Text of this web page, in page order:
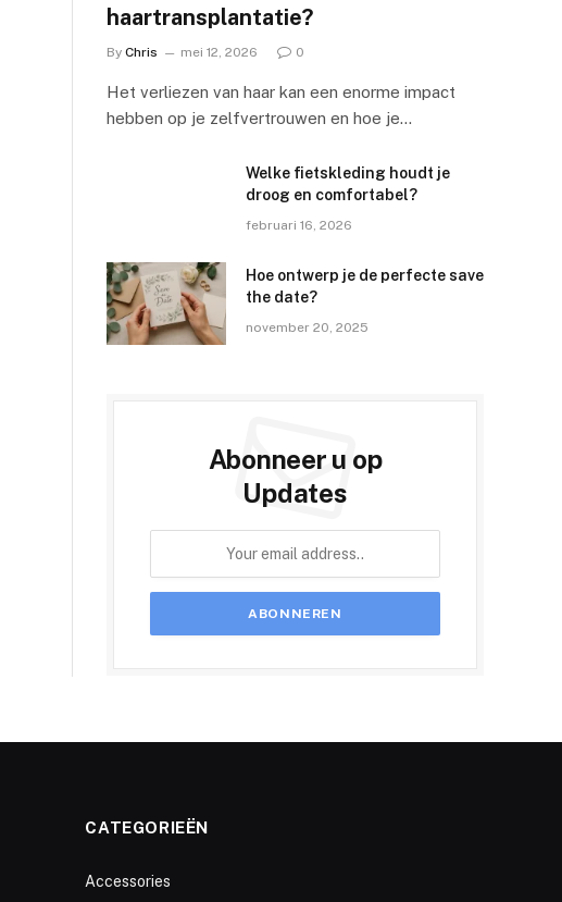
haartransplantatie?
By Chris mei 12, 2026 0
Het verliezen van haar kan een enorme impact
hebben op je zelfvertrouwen en hoe je…
Welke fietskleding houdt je
droog en comfortabel?
februari 16, 2026
Hoe ontwerp je de perfecte save
the date?
november 20, 2025
Abonneer u op
Updates
CATEGORIEËN
Accessories